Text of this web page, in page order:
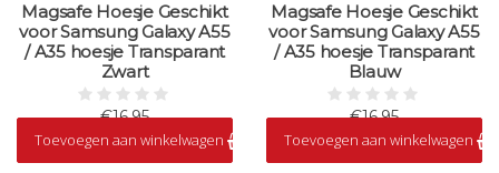
Magsafe Hoesje Geschikt
voor Samsung Galaxy A55
/ A35 hoesje Transparant
Zwart
€16,95
Op voorraad
Toevoegen aan winkelwagen
Magsafe Hoesje Geschikt
voor Samsung Galaxy A55
/ A35 hoesje Transparant
Blauw
€16,95
Op voorraad
Toevoegen aan winkelwagen